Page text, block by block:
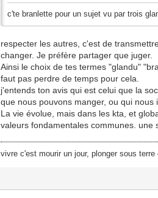
c'te branlette pour un sujet vu par trois
respecter les autres, c'est de
changer. Je préfère partager que juger.
Ainsi le choix de tes termes "glandu"
faut pas perdre de temps pour cela.
j'entends ton avis qui est celui que la
que nous pouvons manger, ou qui
La vie évolue, mais dans les kta, et
valeurs fondamentales communes. une
vivre c'est mourir un jour, plonger sous